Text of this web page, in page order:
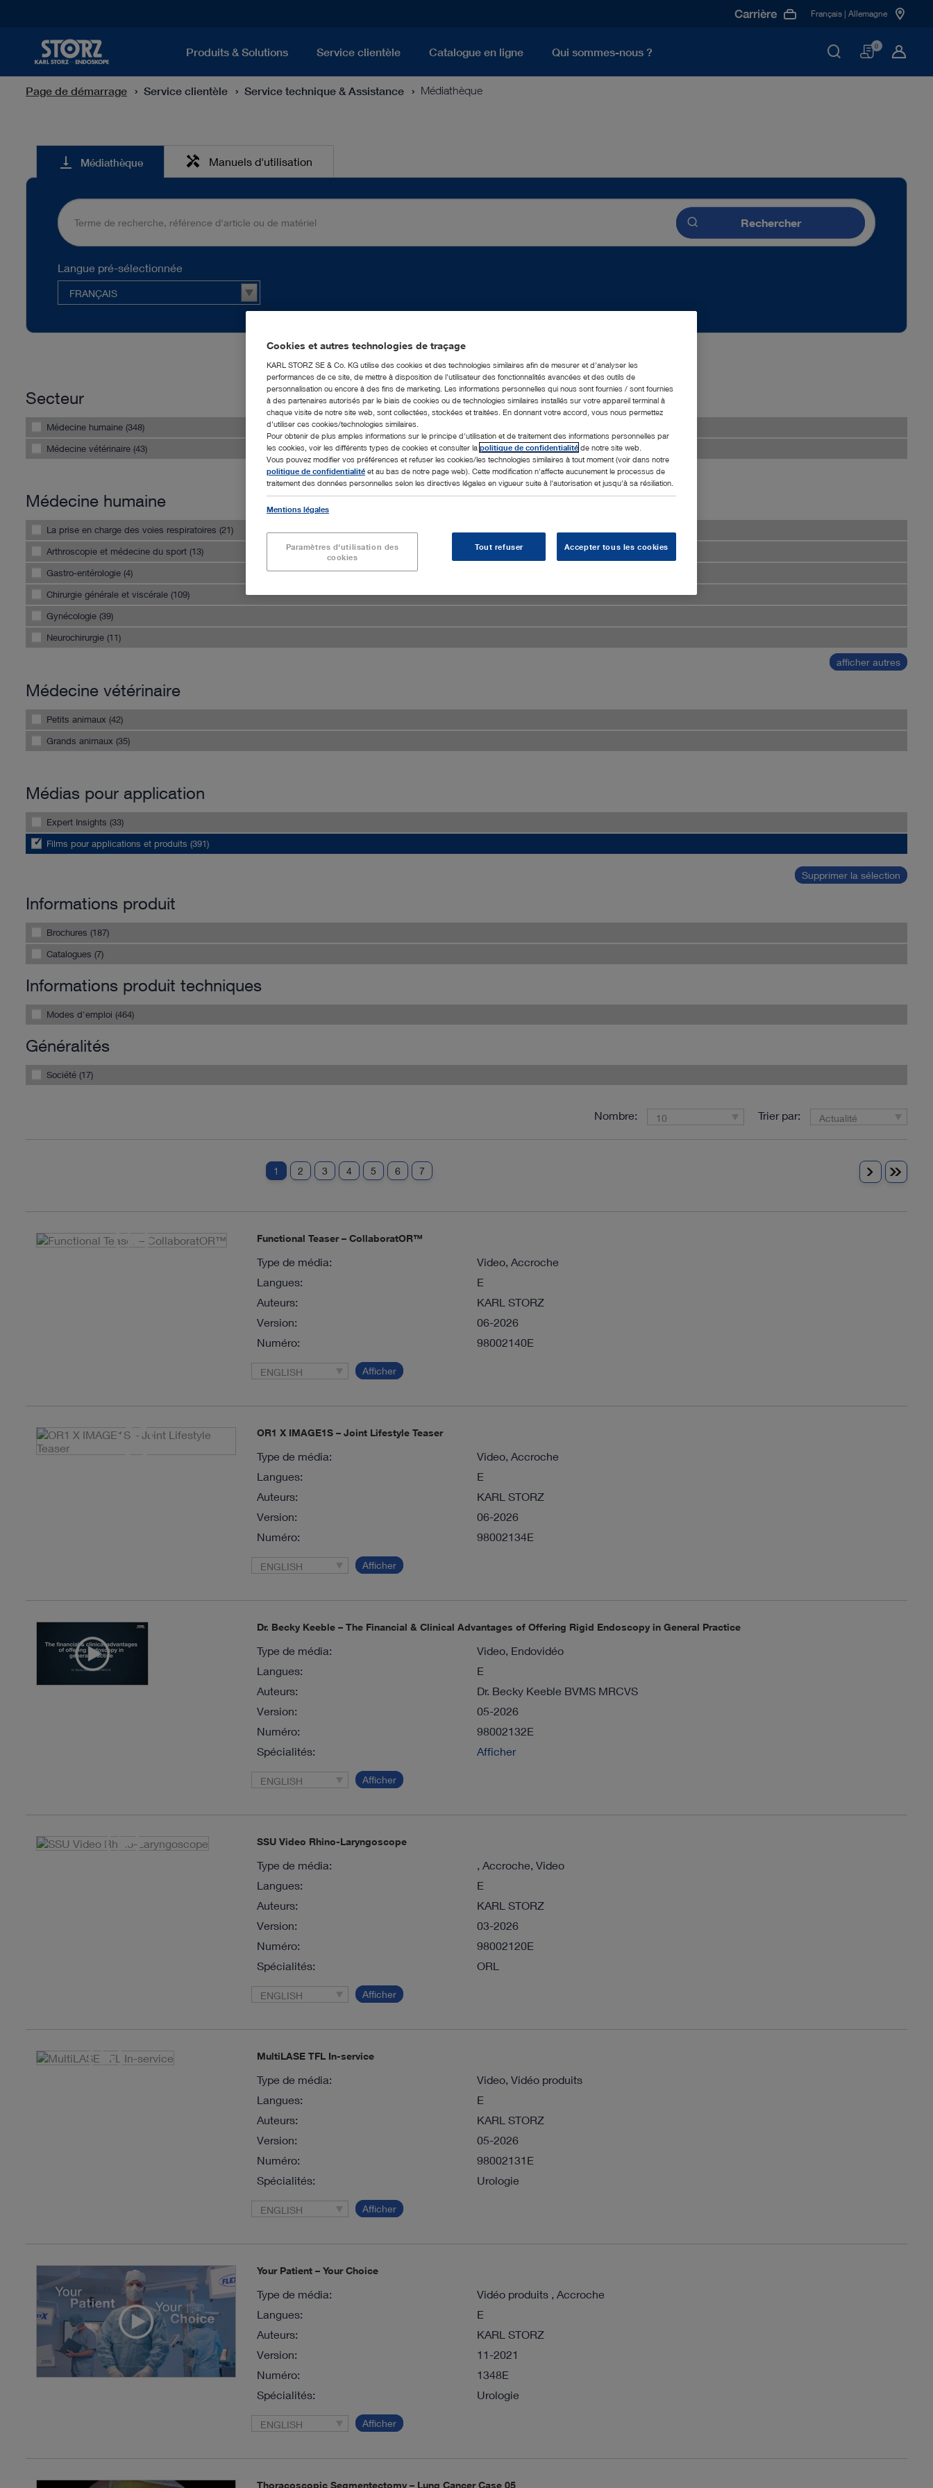
Produits & Solutions Service clientèle Catalogue en ligne Qui sommes-nous ?
Carrière Français | Allemagne
Panier
0
Page de démarrage Service clientèle Service technique & Assistance Médiathèque
Médiathèque
vertical_align_bottom Médiathèque handyman Manuels d'utilisation
Rechercher
Langue pré-sélectionnée
FRANÇAIS
Secteur
Médecine humaine (348)
Médecine vétérinaire (43)
Médecine humaine
La prise en charge des voies respiratoires (21)
Arthroscopie et médecine du sport (13)
Gastro-entérologie (4)
Chirurgie générale et viscérale (109)
Gynécologie (39)
Neurochirurgie (11)
afficher autres
Médecine vétérinaire
Petits animaux (42)
Grands animaux (35)
Médias pour application
Expert Insights (33)
Films pour applications et produits (391)
Supprimer la sélection
Informations produit
Brochures (187)
Catalogues (7)
Informations produit techniques
Modes d'emploi (464)
Généralités
Société (17)
Trier par: Actualité
Nombre: 10
1 2 3 4 5 6 7
Functional Teaser – CollaboratOR™
Type de média:
Video, Accroche
Langues:
E
Auteurs:
KARL STORZ
Version:
06-2026
Numéro:
98002140E
ENGLISH Afficher
OR1 X IMAGE1S – Joint Lifestyle Teaser
Type de média:
Video, Accroche
Langues:
E
Auteurs:
KARL STORZ
Version:
06-2026
Numéro:
98002134E
ENGLISH Afficher
Dr. Becky Keeble – The Financial & Clinical Advantages of Offering Rigid Endoscopy in General Practice
Type de média:
Video, Endovidéo
Langues:
E
Auteurs:
Dr. Becky Keeble BVMS MRCVS
Version:
05-2026
Numéro:
98002132E
Spécialités:
Afficher
ENGLISH Afficher
SSU Video Rhino-Laryngoscope
Type de média:
, Accroche, Video
Langues:
E
Auteurs:
KARL STORZ
Version:
03-2026
Numéro:
98002120E
Spécialités:
ORL
ENGLISH Afficher
MultiLASE TFL In-service
Type de média:
Video, Vidéo produits
Langues:
E
Auteurs:
KARL STORZ
Version:
05-2026
Numéro:
98002131E
Spécialités:
Urologie
ENGLISH Afficher
Your Patient – Your Choice
Type de média:
Vidéo produits , Accroche
Langues:
E
Auteurs:
KARL STORZ
Version:
11-2021
Numéro:
1348E
Spécialités:
Urologie
ENGLISH Afficher
Thoracoscopic Segmentectomy – Lung Cancer Case 05
Cookies et autres technologies de traçage
KARL STORZ SE & Co. KG utilise des cookies et des technologies similaires afin de mesurer et d'analyser les
performances de ce site, de mettre à disposition de l'utilisateur des fonctionnalités avancées et des outils de
personnalisation ou encore à des fins de marketing. Les informations personnelles qui nous sont fournies / sont fournies
à des partenaires autorisés par le biais de cookies ou de technologies similaires installés sur votre appareil terminal à
chaque visite de notre site web, sont collectées, stockées et traitées. En donnant votre accord, vous nous permettez
d'utiliser ces cookies/technologies similaires.
Pour obtenir de plus amples informations sur le principe d'utilisation et de traitement des informations personnelles par
les cookies, voir les différents types de cookies et consulter la politique de confidentialité de notre site web.
Vous pouvez modifier vos préférences et refuser les cookies/les technologies similaires à tout moment (voir dans notre
politique de confidentialité et au bas de notre page web). Cette modification n'affecte aucunement le processus de
traitement des données personnelles selon les directives légales en vigueur suite à l'autorisation et jusqu'à sa résiliation.
Mentions légales
Paramètres d'utilisation des
cookies
Tout refuser Accepter tous les cookies